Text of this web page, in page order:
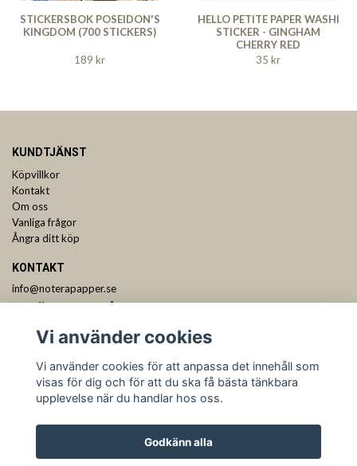
STICKERSBOK POSEIDON'S
KINGDOM (700 STICKERS)
189 kr
HELLO PETITE PAPER WASHI
STICKER - GINGHAM
CHERRY RED
35 kr
KUNDTJÄNST
Köpvillkor
Kontakt
Om oss
Vanliga frågor
Ångra ditt köp
KONTAKT
info@noterapapper.se
Vi använder cookies
Vi använder cookies för att anpassa det innehåll som
visas för dig och för att du ska få bästa tänkbara
upplevelse när du handlar hos oss.
Godkänn alla